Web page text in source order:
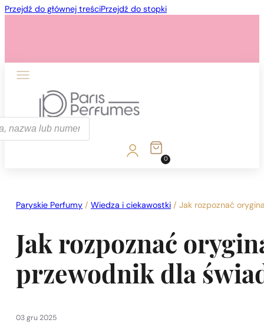
Przejdź do głównej treściPrzejdź do stopki
0
Paryskie Perfumy /Wiedza i ciekawostki /Jak rozpoznać
Jak rozpoznać
przewodnik dla
03 gru 2025